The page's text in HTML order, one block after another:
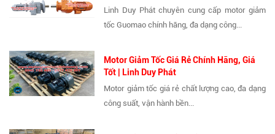
Linh Duy Phát chuyên cung cấp motor giảm
tốc Guomao chính hãng, đa dạng công...
Motor Giảm Tốc Giá Rẻ Chính Hãng, Giá
Tốt | Linh Duy Phát
Motor giảm tốc giá rẻ chất lượng cao, đa dạng
công suất, vận hành bền...